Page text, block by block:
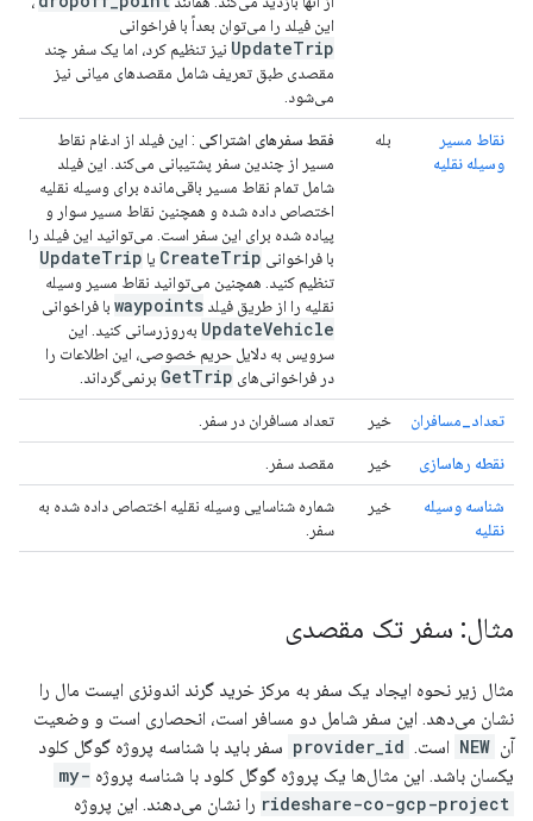
این فیلد را می‌توان بعداً با فراخوانی
UpdateTrip نیز تنظیم کرد، اما یک سفر چند
مقصدی طبق تعریف شامل مقصدهای میانی نیز
می‌شود.
نقاط مسیر
وسیله نقلیه
بله فقط سفرهای اشتراکی
: این فیلد از ادغام نقاط
مسیر از چندین سفر پشتیبانی می‌کند. این فیلد
شامل تمام نقاط مسیر باقی‌مانده برای وسیله نقلیه
اختصاص داده شده و همچنین نقاط مسیر سوار و
پیاده شده برای این سفر است. می‌توانید این فیلد را
با فراخوانی CreateTrip یا UpdateTrip
تنظیم کنید. همچنین می‌توانید نقاط مسیر وسیله
نقلیه را از طریق فیلد waypoints با فراخوانی
UpdateVehicle به‌روزرسانی کنید. این
سرویس به دلایل حریم خصوصی، این اطلاعات را
در فراخوانی‌های GetTrip برنمی‌گرداند.
تعداد_مسافران خیر تعداد مسافران در سفر.
نقطه رهاسازی خیر مقصد سفر.
شناسه وسیله
نقلیه
خیر
شماره شناسایی وسیله نقلیه اختصاص داده شده به
سفر.
مثال: سفر تک مقصدی
مثال زیر نحوه ایجاد یک سفر به مرکز خرید گرند اندونزی ایست مال را
نشان می‌دهد. این سفر شامل دو مسافر است، انحصاری است و وضعیت
آن NEW است. provider_id سفر باید با شناسه پروژه گوگل کلود
یکسان باشد. این مثال‌ها یک پروژه گوگل کلود با شناسه پروژه my-
rideshare-co-gcp-project را نشان می‌دهند. این پروژه